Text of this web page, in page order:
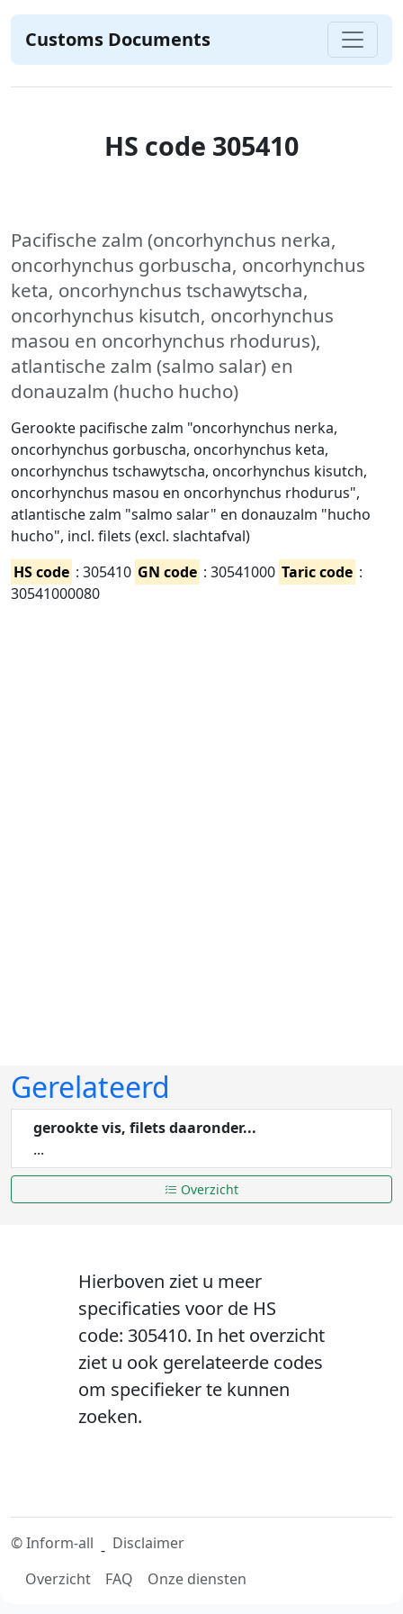
Customs Documents
HS code 305410
Pacifische zalm (oncorhynchus nerka,
oncorhynchus gorbuscha, oncorhynchus
keta, oncorhynchus tschawytscha,
oncorhynchus kisutch, oncorhynchus
masou en oncorhynchus rhodurus),
atlantische zalm (salmo salar) en
donauzalm (hucho hucho)
Gerookte pacifische zalm "oncorhynchus nerka,
oncorhynchus gorbuscha, oncorhynchus keta,
oncorhynchus tschawytscha, oncorhynchus kisutch,
oncorhynchus masou en oncorhynchus rhodurus",
atlantische zalm "salmo salar" en donauzalm "hucho
hucho", incl. filets (excl. slachtafval)
HS code : 305410 GN code : 30541000 Taric code :
30541000080
Gerelateerd
gerookte vis, filets daaronder...
...
Overzicht
Hierboven ziet u meer
specificaties voor de HS
code: 305410. In het overzicht
ziet u ook gerelateerde codes
om specifieker te kunnen
zoeken.
©Inform-all - Disclaimer
Overzicht
FAQ Onze diensten